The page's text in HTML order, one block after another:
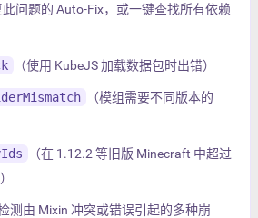
问题的 Auto-Fix，或一键查找所有依赖
（使用 KubeJS 加载数据包时出错）
（模组需要不同版本的
（在 1.12.2 等旧版 Minecraft 中超过
检测由 Mixin 冲突或错误引起的多种崩